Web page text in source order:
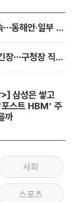
[오늘의 날씨] 전국 낮 35도 무더위 계속…동해안·일부 지역 비
쪽방촌·1인가구 밀집 자치구 폭염에 초긴장…구청장 직접 챙긴다
삼성은 쌓고
스트 HBM' 주
까
사회
스포츠